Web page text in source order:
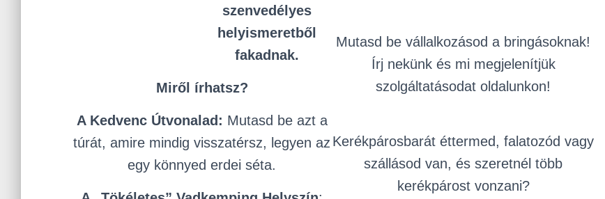
szenvedélyes
helyismeretből
fakadnak.
Miről írhatsz?
A Kedvenc Útvonalad: Mutasd be azt a
túrát, amire mindig visszatérsz, legyen az
egy könnyed erdei séta.
Mutasd be vállalkozásod a bringásoknak!
Írj nekünk és mi megjelenítjük
szolgáltatásodat oldalunkon!
Kerékpárosbarát éttermed, falatozód vagy
szállásod van, és szeretnél több
kerékpárost vonzani?